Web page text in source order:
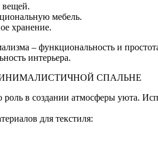
вещей.
мебель.
хранение.
– функциональность и
интерьера.
СПАЛЬНЕ
в создании атмосферы уюта.
для текстиля: